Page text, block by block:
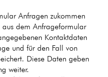
Anfragen zukommen
aus dem Anfrageformular
Kontaktdaten
und für den Fall von
Diese Daten geben
weiter.